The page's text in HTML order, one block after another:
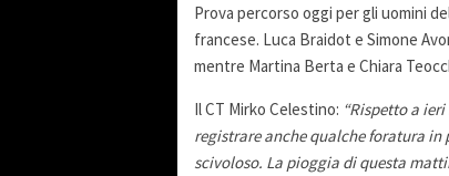
Prova percorso oggi per gli uomini
francese. Luca Braidot e Simone
mentre Martina Berta e Chiara
Il CT Mirko Celestino: “Rispetto a
registrare anche qualche foratura
scivoloso. La pioggia di questa